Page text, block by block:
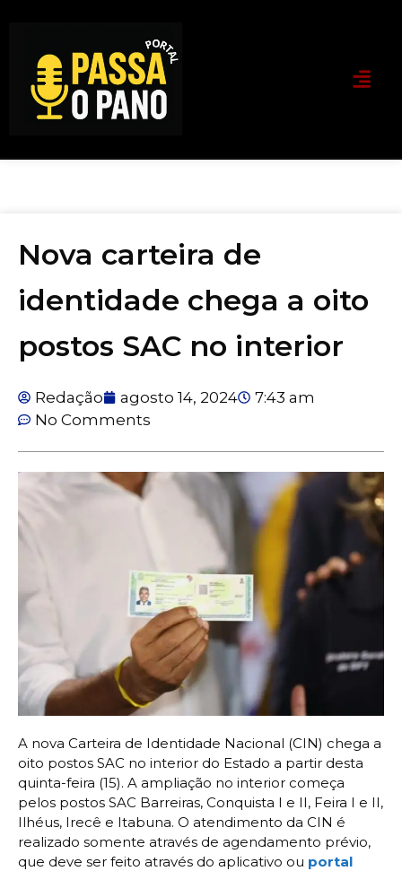
Nova carteira de
identidade chega a oito
postos SAC no interior
Redação agosto 14, 2024
7:43 am
No Comments
A nova Carteira de Identidade Nacional (CIN) chega a
oito postos SAC no interior do Estado a partir desta
quinta-feira (15). A ampliação no interior começa
pelos postos SAC Barreiras, Conquista I e II, Feira I e II,
Ilhéus, Irecê e Itabuna. O atendimento da CIN é
realizado somente através de agendamento prévio,
que deve ser feito através do aplicativo ou portal